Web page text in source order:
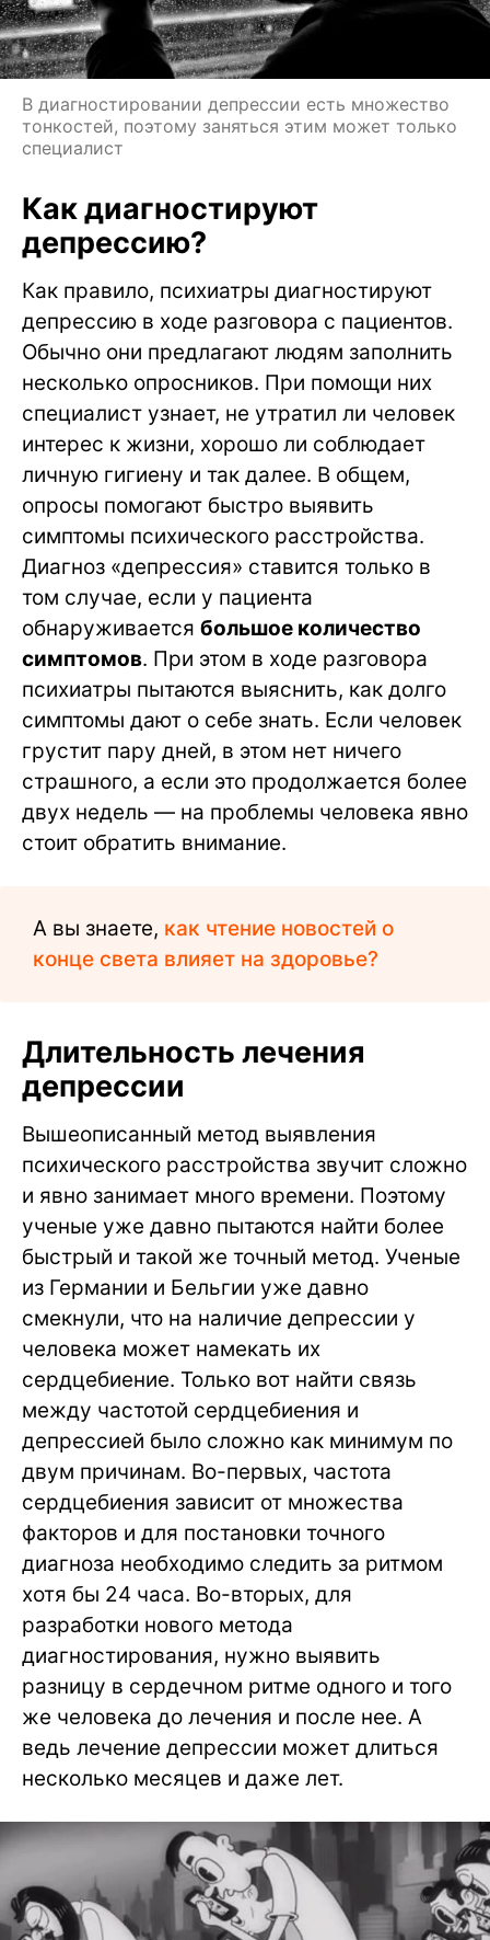
В диагностировании депрессии есть множество
тонкостей, поэтому заняться этим может только
специалист
Как диагностируют
депрессию?
Как правило, психиатры диагностируют
депрессию в ходе разговора с пациентов.
Обычно они предлагают людям заполнить
несколько опросников. При помощи них
специалист узнает, не утратил ли человек
интерес к жизни, хорошо ли соблюдает
личную гигиену и так далее. В общем,
опросы помогают быстро выявить
симптомы психического расстройства.
Диагноз «депрессия» ставится только в
том случае, если у пациента
обнаруживается большое количество
симптомов. При этом в ходе разговора
психиатры пытаются выяснить, как долго
симптомы дают о себе знать. Если человек
грустит пару дней, в этом нет ничего
страшного, а если это продолжается более
двух недель — на проблемы человека явно
стоит обратить внимание.
А вы знаете, как чтение новостей о
конце света влияет на здоровье?
Длительность лечения
депрессии
Вышеописанный метод выявления
психического расстройства звучит сложно
и явно занимает много времени. Поэтому
ученые уже давно пытаются найти более
быстрый и такой же точный метод. Ученые
из Германии и Бельгии уже давно
смекнули, что на наличие депрессии у
человека может намекать их
сердцебиение. Только вот найти связь
между частотой сердцебиения и
депрессией было сложно как минимум по
двум причинам. Во-первых, частота
сердцебиения зависит от множества
факторов и для постановки точного
диагноза необходимо следить за ритмом
хотя бы 24 часа. Во-вторых, для
разработки нового метода
диагностирования, нужно выявить
разницу в сердечном ритме одного и того
же человека до лечения и после нее. А
ведь лечение депрессии может длиться
несколько месяцев и даже лет.